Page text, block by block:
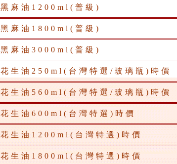
黑麻油1200ml(普級)
黑麻油1800ml(普級)
黑麻油3000ml(普級)
花生油250ml(台灣特選/玻璃瓶)時價
花生油560ml(台灣特選/玻璃瓶)時價
花生油600ml(台灣特選)時價
花生油1200ml(台灣特選)時價
花生油1800ml(台灣特選)時價